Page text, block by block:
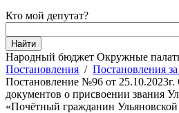
Кто мой депутат?
Народный бюджет Окружные
Постановления / Постановления
Постановление №96 от 25.10.2023г.
документов о присвоении звания
«Почётный гражданин